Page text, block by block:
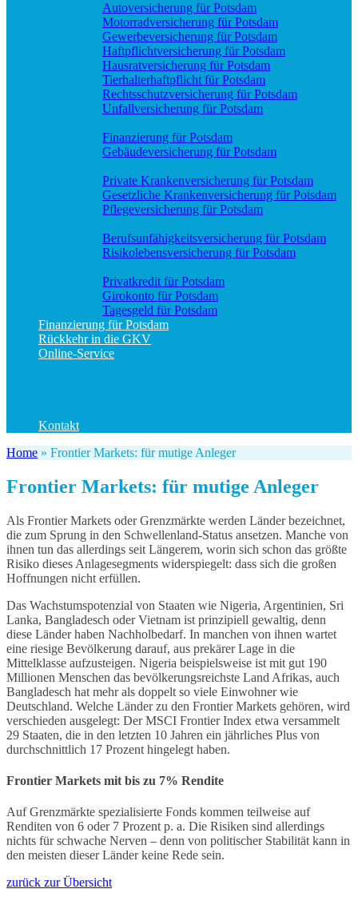
Autoversicherung für Potsdam
Motorradversicherung für Potsdam
Gewerbeversicherung für Potsdam
Haftpflichtversicherung für Potsdam
Hausratversicherung für Potsdam
Tierhalterhaftpflicht für Potsdam
Rechtsschutzversicherung für Potsdam
Unfallversicherung für Potsdam
Finanzierung für Potsdam
Gebäudeversicherung für Potsdam
Private Krankenversicherung für Potsdam
Gesetzliche Krankenversicherung für Potsdam
Pflegeversicherung für Potsdam
Berufs­unfähigkeitsversicherung für Potsdam
Risikolebensversicherung für Potsdam
Privatkredit für Potsdam
Girokonto für Potsdam
Tagesgeld für Potsdam
Finanzierung für Potsdam
Rückkehr in die GKV
Online-Service
Kontakt
Home » Frontier Markets: für mutige Anleger
Frontier Markets: für mutige Anleger
Als Frontier Markets oder Grenzmärkte werden Länder bezeichnet,
die zum Sprung in den Schwellenland-Status ansetzen. Manche von
ihnen tun das allerdings seit Längerem, worin sich schon das größte
Risiko dieses Anlagesegments widerspiegelt: dass sich die großen
Hoffnungen nicht erfüllen.
Das Wachstumspotenzial von Staaten wie Nigeria, Argentinien, Sri
Lanka, Bangladesch oder Vietnam ist prinzipiell gewaltig, denn
diese Länder haben Nachholbedarf. In manchen von ihnen wartet
eine riesige Bevölkerung darauf, aus prekärer Lage in die
Mittelklasse aufzusteigen. Nigeria beispielsweise ist mit gut 190
Millionen Menschen das bevölkerungsreichste Land Afrikas, auch
Bangladesch hat mehr als doppelt so viele Einwohner wie
Deutschland. Welche Länder zu den Frontier Markets gehören, wird
verschieden ausgelegt: Der MSCI Frontier Index etwa versammelt
29 Staaten, die in den letzten 10 Jahren ein jährliches Plus von
durchschnittlich 17 Prozent hingelegt haben.
Frontier Markets mit bis zu 7% Rendite
Auf Grenzmärkte spezialisierte Fonds kommen teilweise auf
Renditen von 6 oder 7 Prozent p. a. Die Risiken sind allerdings
nichts für schwache Nerven – denn von politischer Stabilität kann in
den meisten dieser Länder keine Rede sein.
zurück zur Übersicht